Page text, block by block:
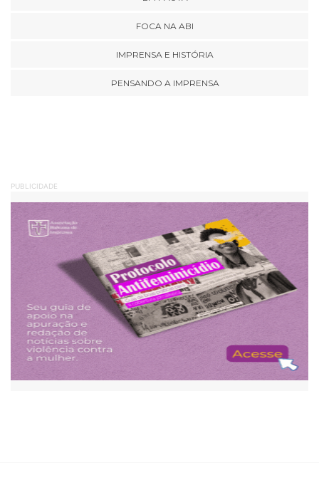
FOCA NA ABI
IMPRENSA E HISTÓRIA
PENSANDO A IMPRENSA
PUBLICIDADE